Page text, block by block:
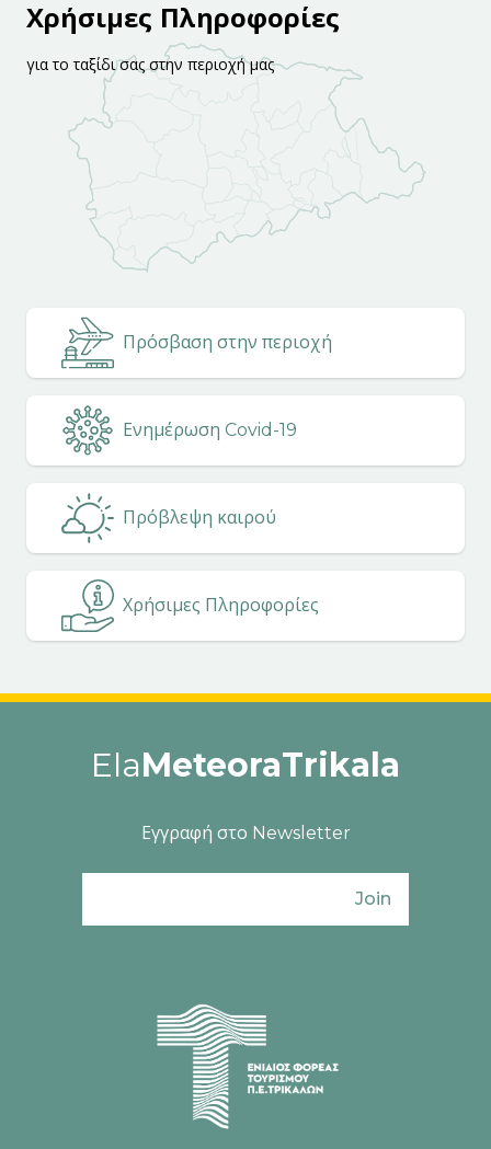
Χρήσιμες Πληροφορίες
για το ταξίδι σας στην περιοχή μας
Πρόσβαση στην περιοχή
Ενημέρωση Covid-19
Πρόβλεψη καιρού
Χρήσιμες Πληροφορίες
ElaMeteoraTrikala
Εγγραφή στο Newsletter
Join